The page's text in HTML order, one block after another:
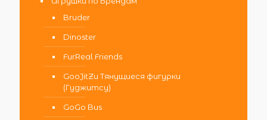
Bruder
Dinoster
FurReal Friends
GooJitZu Тянущиеся фигурки
(Гуджитсу)
GoGo Bus